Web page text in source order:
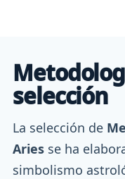
selección
La selección de
Aries se ha
simbolismo